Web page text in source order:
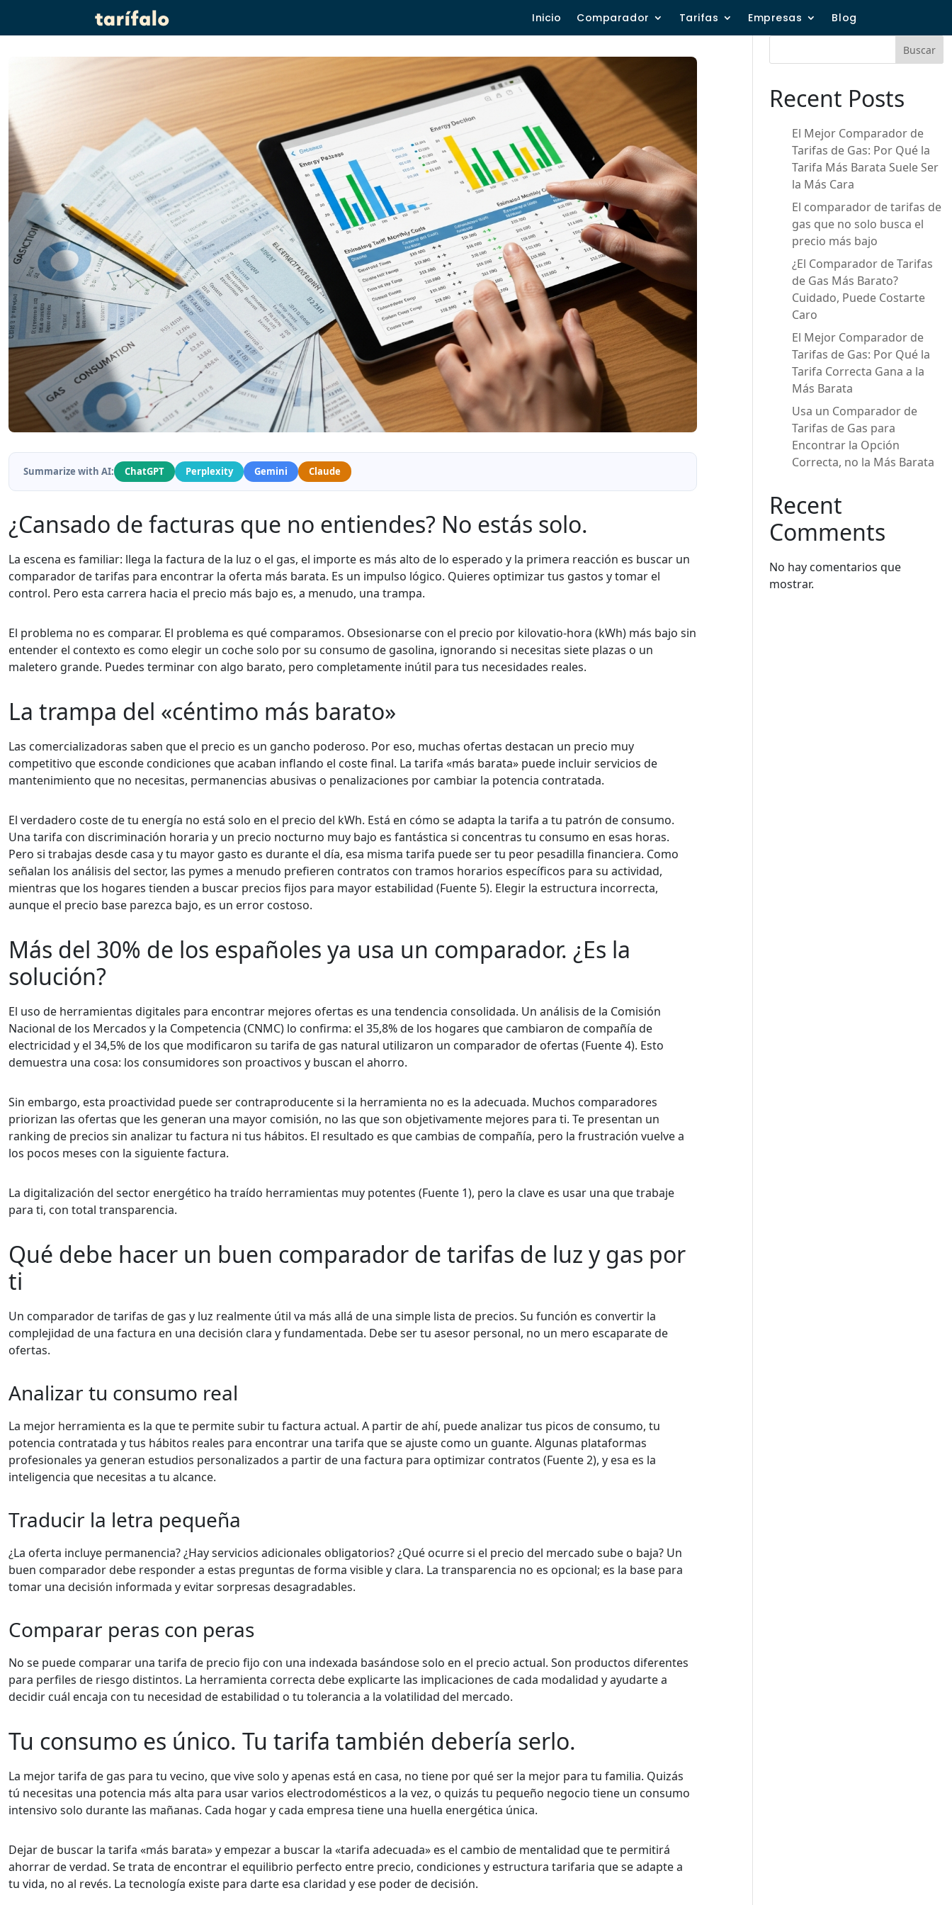
Inicio Comparador Tarifas Empresas Blog
Summarize with AI: ChatGPT Perplexity Gemini Claude
¿Cansado de facturas que no entiendes? No estás solo.
La escena es familiar: llega la factura de la luz o el gas, el importe es más alto de lo esperado y la primera reacción es buscar un
comparador de tarifas para encontrar la oferta más barata. Es un impulso lógico. Quieres optimizar tus gastos y tomar el
control. Pero esta carrera hacia el precio más bajo es, a menudo, una trampa.
El problema no es comparar. El problema es qué comparamos. Obsesionarse con el precio por kilovatio-hora (kWh) más bajo sin
entender el contexto es como elegir un coche solo por su consumo de gasolina, ignorando si necesitas siete plazas o un
maletero grande. Puedes terminar con algo barato, pero completamente inútil para tus necesidades reales.
La trampa del «céntimo más barato»
Las comercializadoras saben que el precio es un gancho poderoso. Por eso, muchas ofertas destacan un precio muy
competitivo que esconde condiciones que acaban inflando el coste final. La tarifa «más barata» puede incluir servicios de
mantenimiento que no necesitas, permanencias abusivas o penalizaciones por cambiar la potencia contratada.
El verdadero coste de tu energía no está solo en el precio del kWh. Está en cómo se adapta la tarifa a tu patrón de consumo.
Una tarifa con discriminación horaria y un precio nocturno muy bajo es fantástica si concentras tu consumo en esas horas.
Pero si trabajas desde casa y tu mayor gasto es durante el día, esa misma tarifa puede ser tu peor pesadilla financiera. Como
señalan los análisis del sector, las pymes a menudo prefieren contratos con tramos horarios específicos para su actividad,
mientras que los hogares tienden a buscar precios fijos para mayor estabilidad (Fuente 5). Elegir la estructura incorrecta,
aunque el precio base parezca bajo, es un error costoso.
Más del 30% de los españoles ya usa un comparador. ¿Es la
solución?
El uso de herramientas digitales para encontrar mejores ofertas es una tendencia consolidada. Un análisis de la Comisión
Nacional de los Mercados y la Competencia (CNMC) lo confirma: el 35,8% de los hogares que cambiaron de compañía de
electricidad y el 34,5% de los que modificaron su tarifa de gas natural utilizaron un comparador de ofertas (Fuente 4). Esto
demuestra una cosa: los consumidores son proactivos y buscan el ahorro.
Sin embargo, esta proactividad puede ser contraproducente si la herramienta no es la adecuada. Muchos comparadores
priorizan las ofertas que les generan una mayor comisión, no las que son objetivamente mejores para ti. Te presentan un
ranking de precios sin analizar tu factura ni tus hábitos. El resultado es que cambias de compañía, pero la frustración vuelve a
los pocos meses con la siguiente factura.
La digitalización del sector energético ha traído herramientas muy potentes (Fuente 1), pero la clave es usar una que trabaje
para ti, con total transparencia.
Qué debe hacer un buen comparador de tarifas de luz y gas por
ti
Un comparador de tarifas de gas y luz realmente útil va más allá de una simple lista de precios. Su función es convertir la
complejidad de una factura en una decisión clara y fundamentada. Debe ser tu asesor personal, no un mero escaparate de
ofertas.
Analizar tu consumo real
La mejor herramienta es la que te permite subir tu factura actual. A partir de ahí, puede analizar tus picos de consumo, tu
potencia contratada y tus hábitos reales para encontrar una tarifa que se ajuste como un guante. Algunas plataformas
profesionales ya generan estudios personalizados a partir de una factura para optimizar contratos (Fuente 2), y esa es la
inteligencia que necesitas a tu alcance.
Traducir la letra pequeña
¿La oferta incluye permanencia? ¿Hay servicios adicionales obligatorios? ¿Qué ocurre si el precio del mercado sube o baja? Un
buen comparador debe responder a estas preguntas de forma visible y clara. La transparencia no es opcional; es la base para
tomar una decisión informada y evitar sorpresas desagradables.
Comparar peras con peras
No se puede comparar una tarifa de precio fijo con una indexada basándose solo en el precio actual. Son productos diferentes
para perfiles de riesgo distintos. La herramienta correcta debe explicarte las implicaciones de cada modalidad y ayudarte a
decidir cuál encaja con tu necesidad de estabilidad o tu tolerancia a la volatilidad del mercado.
Tu consumo es único. Tu tarifa también debería serlo.
La mejor tarifa de gas para tu vecino, que vive solo y apenas está en casa, no tiene por qué ser la mejor para tu familia. Quizás
tú necesitas una potencia más alta para usar varios electrodomésticos a la vez, o quizás tu pequeño negocio tiene un consumo
intensivo solo durante las mañanas. Cada hogar y cada empresa tiene una huella energética única.
Dejar de buscar la tarifa «más barata» y empezar a buscar la «tarifa adecuada» es el cambio de mentalidad que te permitirá
ahorrar de verdad. Se trata de encontrar el equilibrio perfecto entre precio, condiciones y estructura tarifaria que se adapte a
tu vida, no al revés. La tecnología existe para darte esa claridad y ese poder de decisión.
Buscar
Recent Posts
El Mejor Comparador de
Tarifas de Gas: Por Qué la
Tarifa Más Barata Suele Ser
la Más Cara
El comparador de tarifas de
gas que no solo busca el
precio más bajo
¿El Comparador de Tarifas
de Gas Más Barato?
Cuidado, Puede Costarte
Caro
El Mejor Comparador de
Tarifas de Gas: Por Qué la
Tarifa Correcta Gana a la
Más Barata
Usa un Comparador de
Tarifas de Gas para
Encontrar la Opción
Correcta, no la Más Barata
Recent
Comments
No hay comentarios que
mostrar.